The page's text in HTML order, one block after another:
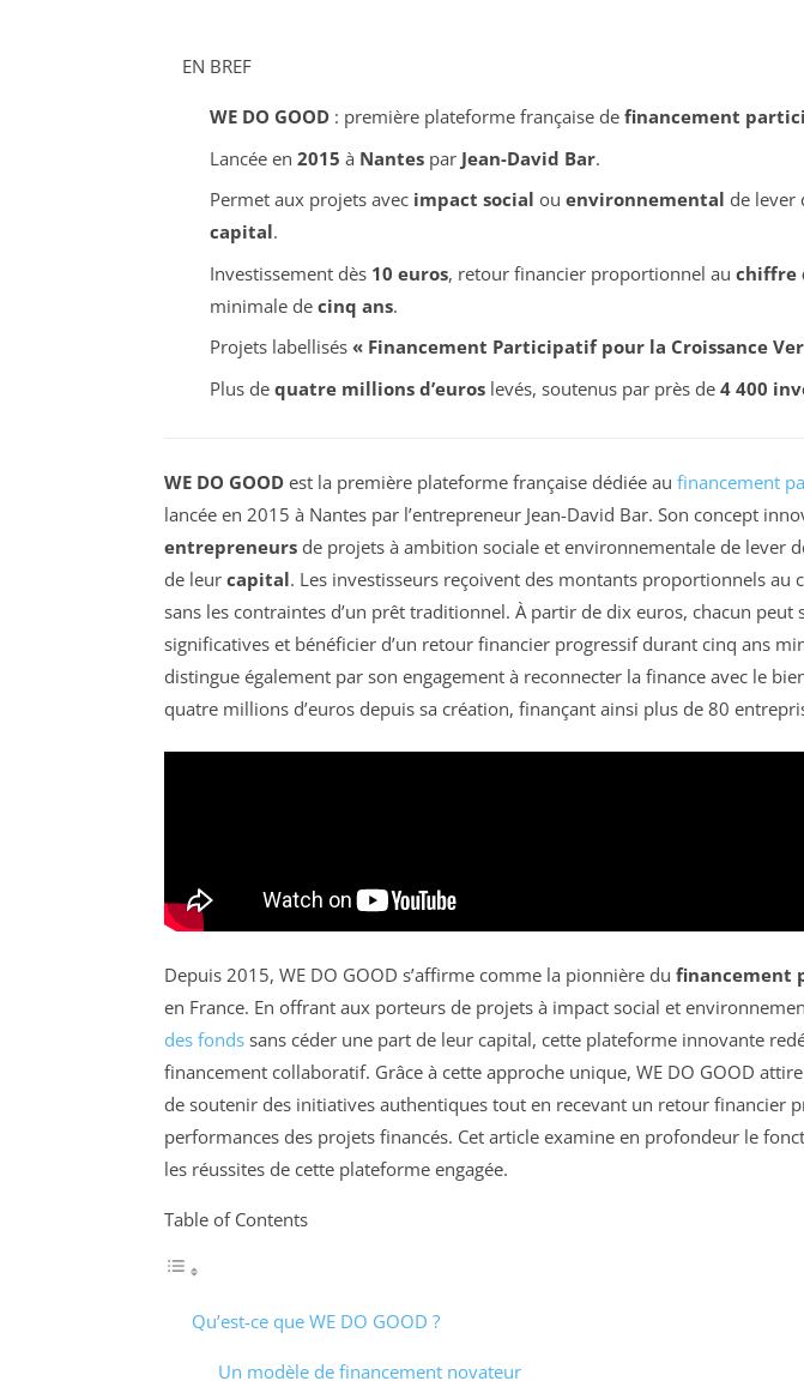
EN BREF
WE DO GOOD: première plateforme française de financement
Lancée en 2015 à Nantespar Jean-David Bar.
Permet aux projets avec impact social ou environnemental de lever
capital.
Investissement dès 10 euros, retour financier proportionnel au chiffre
minimale de cinq ans.
Projets labellisés « Financement Participatif pour la Croissance
Plus de quatre millions d’euroslevés, soutenus par près de 4 400
WE DO GOOD est la première plateforme française dédiée au financement
lancée en 2015 à Nantes par l’entrepreneur Jean-David Bar. Son concept
entrepreneurs de projets à ambition sociale et environnementale de lever
de leur capital. Les investisseurs reçoivent des montants proportionnels au
sans les contraintes d’un prêt traditionnel. À partir de dix euros, chacun
significatives et bénéficier d’un retour financier progressif durant cinq ans
distingue également par son engagement à reconnecter la finance avec le
quatre millions d’euros depuis sa création, finançant ainsi plus de 80
Depuis 2015, WE DO GOOD s’affirme comme la pionnière du financement
en France. En offrant aux porteurs de projets à impact social et
des fonds sans céder une part de leur capital, cette plateforme innovante
financement collaboratif. Grâce à cette approche unique, WE DO GOOD
de soutenir des initiatives authentiques tout en recevant un retour financier
performances des projets financés. Cet article examine en profondeur le
les réussites de cette plateforme engagée.
Table of Contents
Qu’est-ce que WE DO GOOD ?
Un modèle de financement novateur